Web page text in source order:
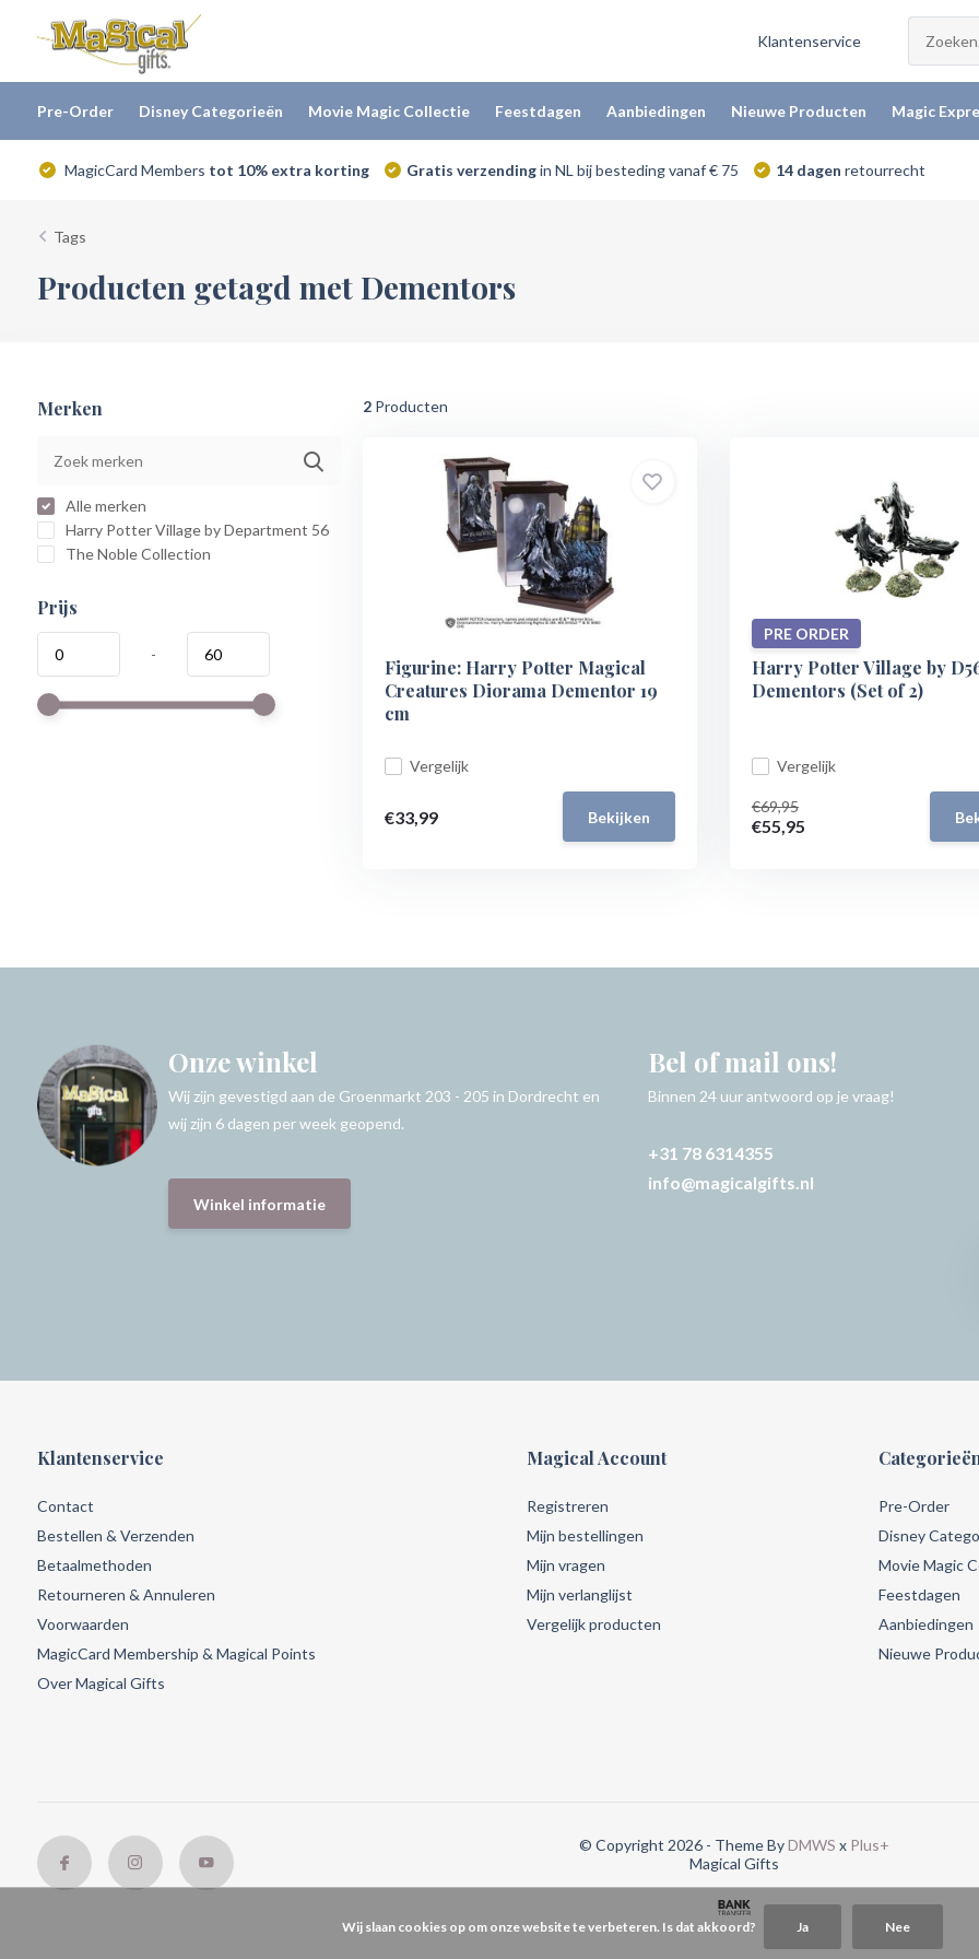
Klantenservice
Pre-Order Disney Categorieën Movie Magic Collectie Feestdagen Aanbiedingen Nieuwe Producten Magic
MagicCard Members tot 10% extra korting Gratis verzendingin NL bij besteding vanaf € 75 14 dagen retourrecht
Tags
Producten getagd met Dementors
Merken
Alle merken
Harry Potter Village by Department 56
The Noble Collection
Prijs
-
2Producten
Figurine: Harry Potter Magical
Creatures Diorama Dementor 19
cm
Vergelijk
€33,99 Bekijken
PRE ORDER
Harry Potter Village by
Dementors (Set of 2)
Vergelijk
€69,95
€55,95
Onze winkel
Wij zijn gevestigd aan de Groenmarkt 203 - 205 in Dordrecht en
wij zijn 6 dagen per week geopend.
Winkel informatie
Bel of mail ons!
Binnen 24 uur antwoord op je vraag!
+31 78 6314355
info@magicalgifts.nl
Klantenservice
Contact
Bestellen & Verzenden
Betaalmethoden
Retourneren & Annuleren
Voorwaarden
MagicCard Membership & Magical Points
Over Magical Gifts
Magical Account
Registreren
Mijn bestellingen
Mijn vragen
Mijn verlanglijst
Vergelijk producten
Pre-Order
Disney
Movie Magic
Feestdagen
Aanbiedingen
Nieuwe
© Copyright 2026 - Theme ByDMWS x Plus+
Magical Gifts
Wij slaan cookies op om onze website te verbeteren. Is dat akkoord? Ja Nee